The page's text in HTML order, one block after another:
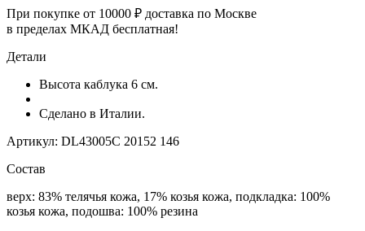
При покупке от 10000 ₽ доставка по Москве
в пределах МКАД бесплатная!
Детали
Высота каблука 6 см.
Сделано в Италии.
Артикул: DL43005C 20152 146
Состав
верх: 83% телячья кожа, 17% козья кожа, подкладка: 100%
козья кожа, подошва: 100% резина